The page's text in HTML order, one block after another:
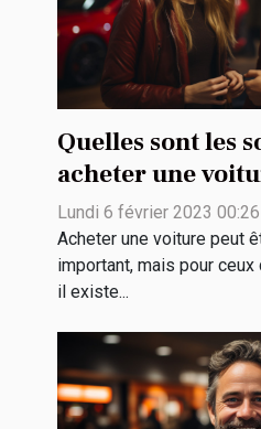
Quelles sont les
acheter une
petit budget ?
Lundi 6 février 2023 00:26
Acheter une voiture peut
important, mais pour
il existe...